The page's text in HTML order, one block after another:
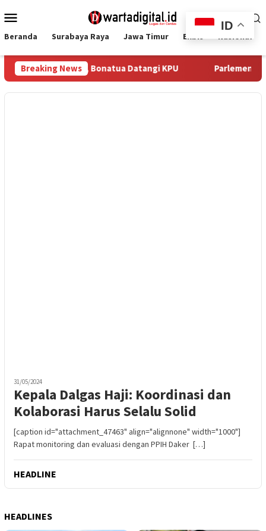
ke
Mobile
Beranda Surabaya Raya Jawa Timur Ekbis Nasional
Breaking News
Hilang, Bonatua Datangi KPU Parlemen Iran Sahkan
31/05/2024
Kepala Dalgas Haji: Koordinasi dan
Kolaborasi Harus Selalu Solid
[caption id="attachment_47463" align="alignnone" width="1000"]
Rapat monitoring dan evaluasi dengan PPIH Daker […]
HEADLINE
HEADLINES
ID